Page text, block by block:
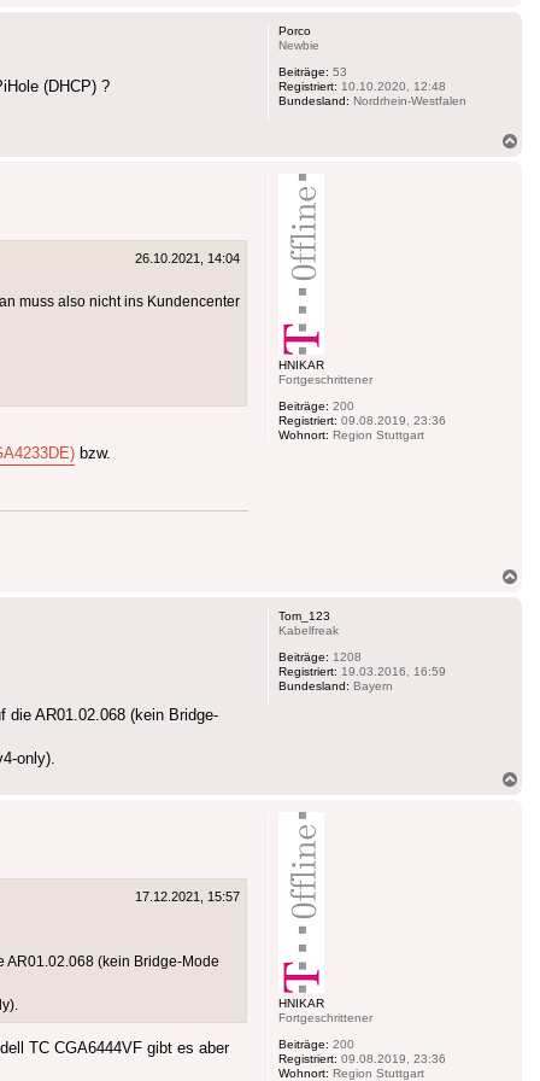
Porco
Newbie
Beiträge: 53
Registriert: 10.10.2020, 12:48
Bundesland: Nordrhein-Westfalen
(DHCP) ?
HNIKAR
Fortgeschrittener
Beiträge: 200
Registriert: 09.08.2019, 23:36
Wohnort: Region Stuttgart
26.10.2021, 14:04
muss also nicht ins Kundencenter
bzw.
Tom_123
Kabelfreak
Beiträge: 1208
Registriert: 19.03.2016, 16:59
Bundesland: Bayern
die AR01.02.068 (kein Bridge-
only).
HNIKAR
Fortgeschrittener
Beiträge: 200
Registriert: 09.08.2019, 23:36
Wohnort: Region Stuttgart
17.12.2021, 15:57
AR01.02.068 (kein Bridge-Mode
TC CGA6444VF gibt es aber